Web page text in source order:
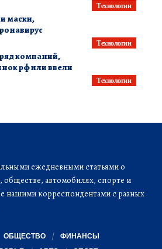
Технологии
Технологии
маски,
Технологии
компаний,
рф или ввели
ежедневными статьями о
обществе, автомобилях, спорте и
нашими корреспондентами с разных
ОБЩЕСТВО
ФИНАНСЫ